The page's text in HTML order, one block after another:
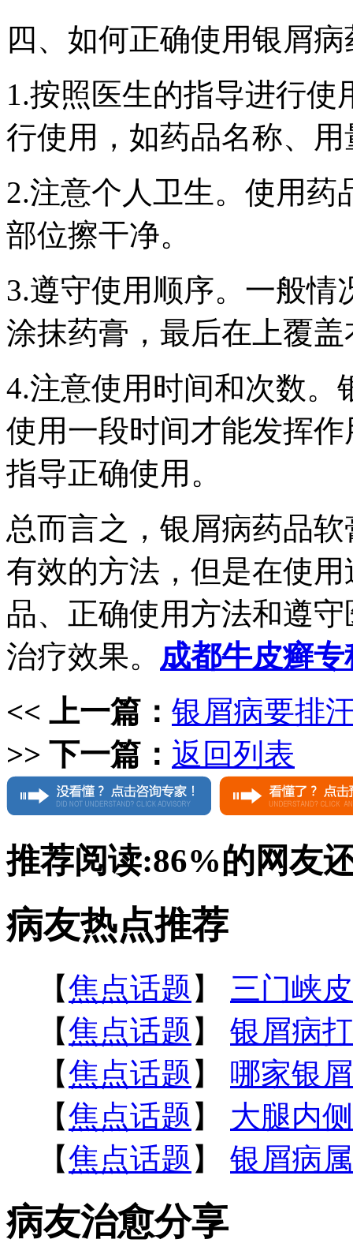
四、如何正确使用银屑
1.按照医生的指导进行
行使用，如药品名称、
2.注意个人卫生。使用
部位擦干净。
3.遵守使用顺序。一般
涂抹药膏，最后在上覆
4.注意使用时间和次数。
使用一段时间才能发挥
指导正确使用。
总而言之，银屑病药品
有效的方法，但是在使
品、正确使用方法和遵
治疗效果。 成都牛皮癣
<< 上一篇： 银屑病要排
>> 下一篇： 返回列表
推荐阅读:86%的网友
病友热点推荐
【焦点话题 】 三门峡
【焦点话题 】 银屑病
【焦点话题 】 哪家银
【焦点话题 】 大腿内
【焦点话题 】 银屑病
病友治愈分享